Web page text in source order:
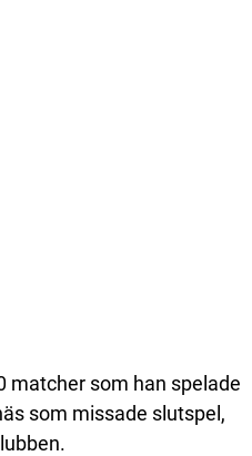
matcher som han spelade
som missade slutspel,